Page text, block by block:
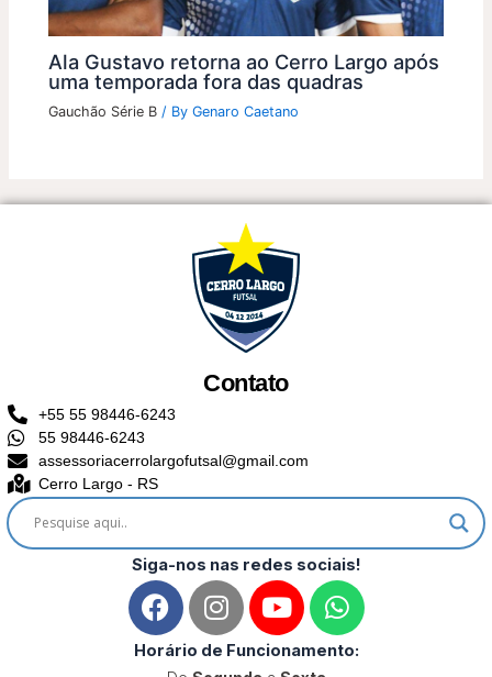
Ala Gustavo retorna ao Cerro Largo após
uma temporada fora das quadras
Gauchão Série B / ByGenaro Caetano
Contato
+55 55 98446-6243
55 98446-6243
assessoriacerrolargofutsal@gmail.com
Cerro Largo - RS
Siga-nos nas redes sociais!
F
a
c
I
n
s
Y
o
u
W
h
a
Horário de Funcionamento: